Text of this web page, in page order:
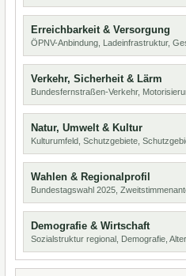
Erreichbarkeit & Versorgung
ÖPNV-Anbindung, Ladeinfrastruktur,
Verkehr, Sicherheit & Lärm
Bundesfernstraßen-Verkehr,
Natur, Umwelt & Kultur
Kulturumfeld, Schutzgebiete,
Wahlen & Regionalprofil
Bundestagswahl 2025,
Demografie & Wirtschaft
Sozialstruktur regional, Demografie,